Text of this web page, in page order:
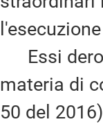
Essi
materia di
50 del